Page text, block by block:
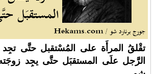
تقْلقُ المرأَة على المُسْتقبل حتَّى تجِد
الرَّجل علَى المستقبَل حتَّى يجِد